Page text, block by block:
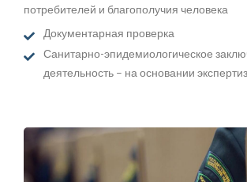
потребителей и благополучия человека
Документарная проверка
Санитарно-эпидемиологическое
деятельность – на основании